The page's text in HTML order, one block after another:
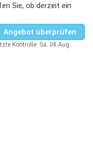
Sie, ob derzeit ein
Angebot überprüfen
Kontrolle: Sa. 08 Aug.